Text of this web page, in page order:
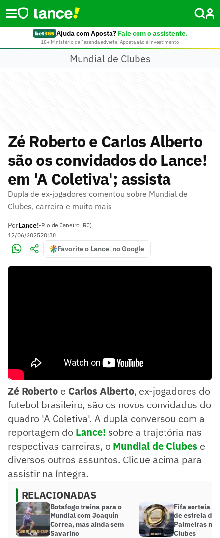
Ajuda com Aposta? Fale com o assistente.
18+ Ministério da Fazenda adverte: Aposta não é investimento
Mundial de Clubes
Zé Roberto e Carlos Alberto
são os convidados do Lance!
em 'A Coletiva'; assista
Dupla de ex-jogadores comentou sobre Mundial de
Clubes, carreira e muito mais
PorLance!•Rio de Janeiro (RJ)
12/06/202520:30
Favorite o Lance! no Google
Zé Roberto e Carlos Alberto, ex-jogadores do
futebol brasileiro, são os novos convidados do
quadro 'A Coletiva'. A dupla conversou com a
reportagem do Lance! sobre a trajetória nas
respectivas carreiras, o Mundial de Clubes e
diversos outros assuntos. Clique acima para
assistir na íntegra.
RELACIONADAS
Botafogo treina para o
Mundial com Joaquín
Correa, mas ainda sem
Savarino
Fifa sorteia
de estreia de
Palmeiras no
Clubes